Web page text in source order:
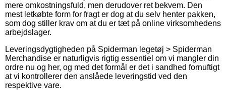
mere omkostningsfuld, men derudover ret bekvem. Den
mest letkøbte form for fragt er dog at du selv henter pakken,
som dog stiller krav om at du er tæt på online virksomhedens
arbejdslager.
Leveringsdygtigheden på Spiderman legetøj > Spiderman
Merchandise er naturligvis rigtig essentiel om vi mangler din
ordre nu og her, og med det formål er det i sandhed fornuftigt
at vi kontrollerer den anslåede leveringstid ved den
respektive vare.